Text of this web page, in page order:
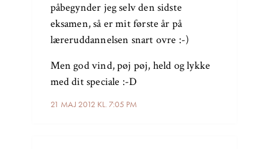
21 MAJ 2012 KL. 7:05 PM
påbegynder jeg selv den sidste
eksamen, så er mit første år på
læreruddannelsen snart ovre :-)
Men god vind, pøj pøj, held og lykke
med dit speciale :-D